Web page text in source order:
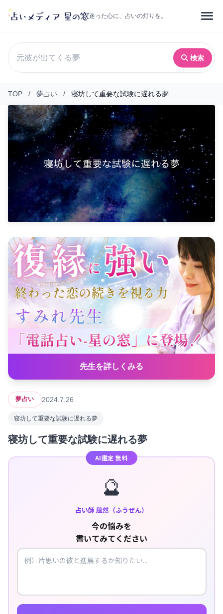
迷った心に、占いの灯りを。
検索
TOP / 夢占い / 寝坊して重要な試験に遅れる夢
先生を詳しくみる
夢占い 2024.7.26
寝坊して重要な試験に遅れる夢
寝坊して重要な試験に遅れる夢
AI鑑定 無料
🔮
占い師 風然（ふうぜん）
今の悩みを
書いてみてください